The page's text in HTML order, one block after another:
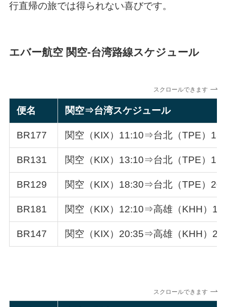
行直帰の旅では得られない喜びです。
エバー航空 関空-台湾路線スケジュール
スクロールできます
便名 関空⇒台湾スケジュール
BR177 関空（KIX）11:10⇒台北（TPE）
BR131 関空（KIX）13:10⇒台北（TPE）
BR129 関空（KIX）18:30⇒台北（TPE）
BR181 関空（KIX）12:10⇒高雄（KHH）
BR147 関空（KIX）20:35⇒高雄（KHH）
スクロールできます